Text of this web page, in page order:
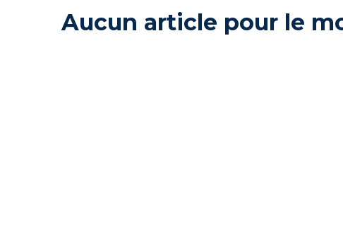
Aucun article pour le